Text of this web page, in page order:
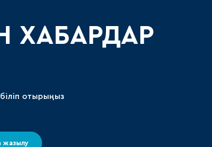
ХАБАРДАР
отырыңыз
жазылу